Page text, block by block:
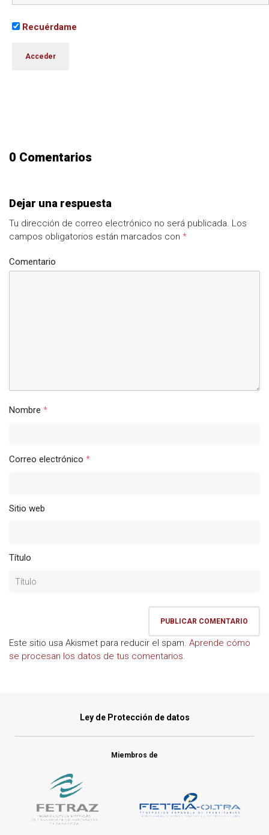
Recuérdame
0 Comentarios
Dejar una respuesta
Tu dirección de correo electrónico no será publicada. Los
campos obligatorios están marcados con *
Comentario
Nombre *
Correo electrónico *
Sitio web
Título
Este sitio usa Akismet para reducir el spam. Aprende cómo
se procesan los datos de tus comentarios.
Ley de Protección de datos
Miembros de